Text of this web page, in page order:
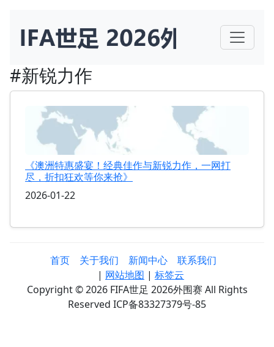
#新锐力作
《澳洲特惠盛宴！经典佳作与新锐力作，一网打
尽，折扣狂欢等你来抢》
2026-01-22
首页 关于我们 新闻中心
联系我们
| 网站地图 | 标签云
Copyright © 2026 FIFA世足 2026外围赛 All Rights
Reserved ICP备83327379号-85